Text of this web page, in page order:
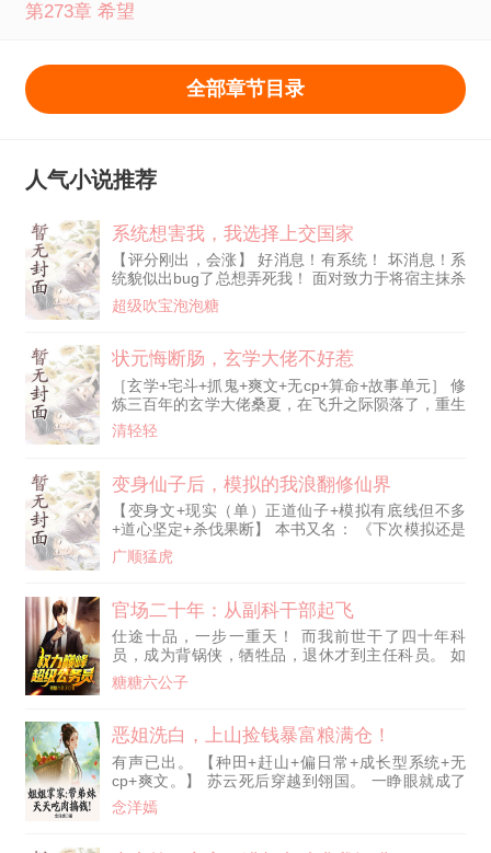
第273章 希望
全部章节目录
人气小说推荐
系统想害我，我选择上交国家
【评分刚出，会涨】 好消息！有系统！ 坏消息！系
统貌似出bug了总想弄死我！ 面对致力于将宿主抹杀
的系统，李策做出了‘违背祖宗’的决定。 将系统上交
国家！ ps：作者只在点子写过，大精品，不太会快
上去的，还请读者多多包涵
超级吹宝泡泡糖
状元悔断肠，玄学大佬不好惹
［玄学+宅斗+抓鬼+爽文+无cp+算命+故事单元］ 修
炼三百年的玄学大佬桑夏，在飞升之际陨落了，重生
到了一百年以后。 成为了被新科状元抛弃的糟糠之
妻。 这还不够惨，她还是被自己的亲祖母抛弃的太
才让她重生到这个可怜虫身上。 人人都想看她笑
话，偏生她是最争气的那个。 风水测算，捉鬼画
符…… 短短时间内，她便成为了京中人人敬畏的玄
学大佬。 百姓敬畏的监正大人
清轻轻
变身仙子后，模拟的我浪翻修仙界
【变身文+现实（单）正道仙子+模拟有底线但不多
+道心坚定+杀伐果断】 本书又名： 《下次模拟还是
好女孩》 《想要人前显圣的我，只能苦一苦模拟的
自己了》
广顺猛虎
官场二十年：从副科干部起飞
仕途十品，一步一重天！ 而我前世干了四十年科
员，成为背锅侠，牺牲品，退休才到主任科员。 如
今重活一世，必须扶摇直上九重天！ 如今重活一
世，必须跟上经济浪潮的步伐！ 如今重活一世，必
糖糖六公子
恶姐洗白，上山捡钱暴富粮满仓！
有声已出。 【种田+赶山+偏日常+成长型系统+无
cp+爽文。】 苏云死后穿越到翎国。 一睁眼就成了
村里的极品祸害。 偷鸡摸狗，还把弟妹卖了换粮
食。 一村子的人围着家门口讨债，还扬言，若是不
念洋嫣